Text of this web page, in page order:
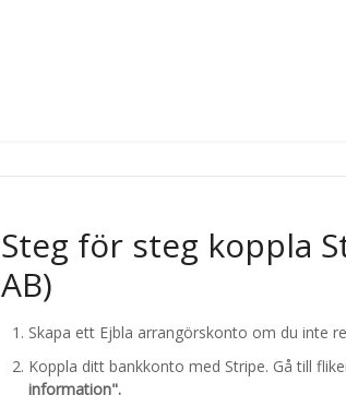
Steg för steg koppla
AB)
Skapa ett Ejbla arrangörskonto om du inte
Koppla ditt bankkonto med Stripe. Gå till
information".